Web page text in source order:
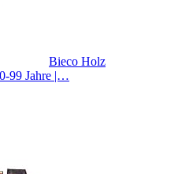
Bieco Holz
99 Jahre |…